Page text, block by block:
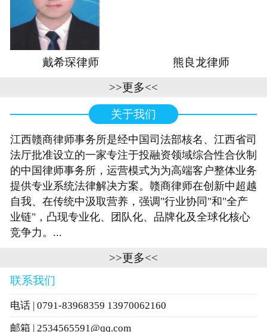
戴希琛律师 熊良龙律师
>>更多<<
关于我们
江西赣商律师事务所是经中国司法部核名、江西省司
法厅批准设立的一家专注于投融资领域综合性合伙制
的中国律师事务所，运营模式为为高端客户整体业务
提供专业系统法律解决方案。赣商律师在创新中超越
自我、在传统中汲取营养，强调"行业协同"和"全产
业链"，凸现专业化、团队化、品牌化及全球化核心
竞争力。...
>>更多<<
联系我们
电话 | 0791-83968359 13970062160
邮箱 | 2534565591@qq.com